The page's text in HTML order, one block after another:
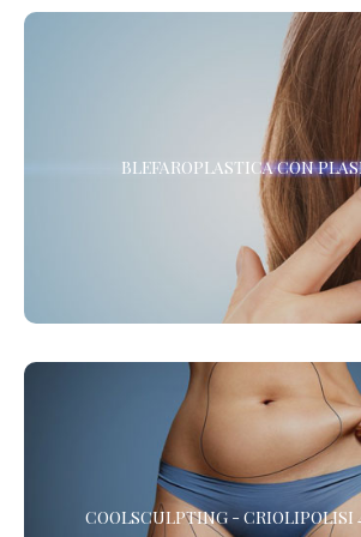
BLEFAROPLASTICA CON
BLEFAROPLASTICA CON
La Blefaroplastica Non Chirurgica, senza
Centri de LaCLINIQUE of
COOLSCULPTING - CRIOLIPOLISI
COOLSCULPTING - CRIOLIPOLISI
Vuoi eliminare il grasso in eccesso? La